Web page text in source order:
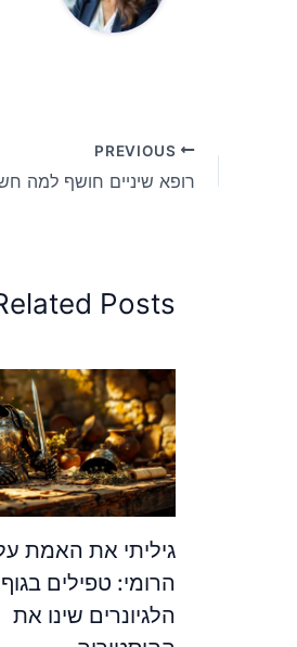
Posts
גיליתי את האמת
הרומי: טפילים בגוף
הלגיונרים שינו את